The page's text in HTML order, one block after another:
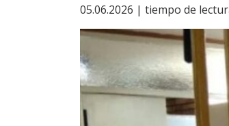
05.06.2026 | tiempo de